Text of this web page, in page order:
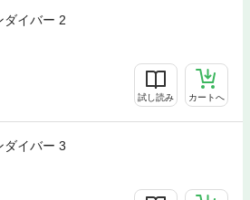
ダイバー 2
試し読み カートへ
ダイバー 3